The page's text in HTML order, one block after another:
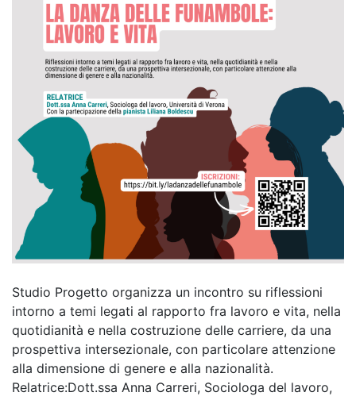
Studio Progetto organizza un incontro su riflessioni
intorno a temi legati al rapporto fra lavoro e vita, nella
quotidianità e nella costruzione delle carriere, da una
prospettiva intersezionale, con particolare attenzione
alla dimensione di genere e alla nazionalità.
Relatrice:Dott.ssa Anna Carreri, Sociologa del lavoro,